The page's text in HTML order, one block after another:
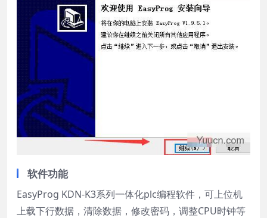
软件功能
EasyProg KDN-K3系列一体化plc编程软件，可上位机
上载下行数据，清除数据，修改密码，调整CPU时钟等